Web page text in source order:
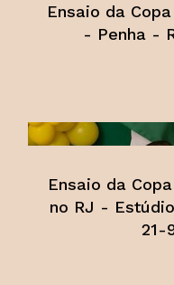
Ensaio da
- Penha -
Ensaio da
no RJ -
21-